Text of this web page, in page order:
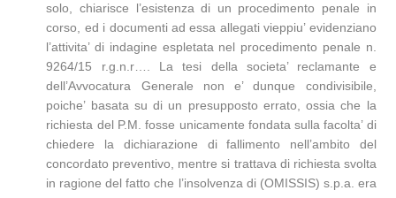
solo, chiarisce l’esistenza di un procedimento penale in
corso, ed i documenti ad essa allegati vieppiu’ evidenziano
l’attivita’ di indagine espletata nel procedimento penale n.
9264/15 r.g.n.r…. La tesi della societa’ reclamante e
dell’Avvocatura Generale non e’ dunque condivisibile,
poiche’ basata su di un presupposto errato, ossia che la
richiesta del P.M. fosse unicamente fondata sulla facolta’ di
chiedere la dichiarazione di fallimento nell’ambito del
concordato preventivo, mentre si trattava di richiesta svolta
in ragione del fatto che l’insolvenza di (OMISSIS) s.p.a. era